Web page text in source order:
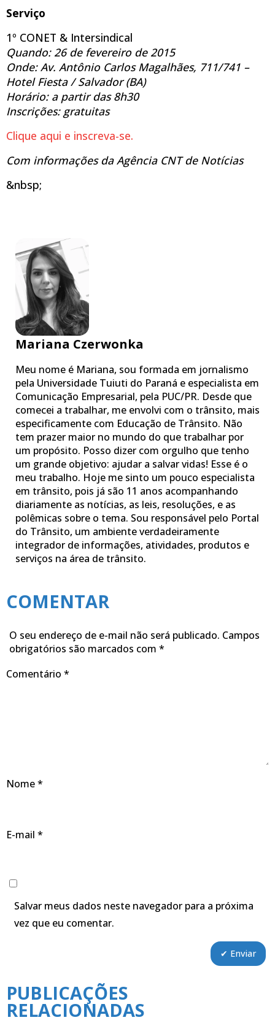
Serviço
1º CONET & Intersindical
Quando: 26 de fevereiro de 2015
Onde: Av. Antônio Carlos Magalhães, 711/741 –
Hotel Fiesta / Salvador (BA)
Horário: a partir das 8h30
Inscrições: gratuitas
Clique aqui e inscreva-se.
Com informações da Agência CNT de Notícias
&nbsp;
Mariana Czerwonka
Meu nome é Mariana, sou formada em jornalismo
pela Universidade Tuiuti do Paraná e especialista em
Comunicação Empresarial, pela PUC/PR. Desde que
comecei a trabalhar, me envolvi com o trânsito, mais
especificamente com Educação de Trânsito. Não
tem prazer maior no mundo do que trabalhar por
um propósito. Posso dizer com orgulho que tenho
um grande objetivo: ajudar a salvar vidas! Esse é o
meu trabalho. Hoje me sinto um pouco especialista
em trânsito, pois já são 11 anos acompanhando
diariamente as notícias, as leis, resoluções, e as
polêmicas sobre o tema. Sou responsável pelo Portal
do Trânsito, um ambiente verdadeiramente
integrador de informações, atividades, produtos e
serviços na área de trânsito.
COMENTAR
O seu endereço de e-mail não será publicado. Campos
obrigatórios são marcados com *
Comentário *
Nome*
E-mail *
Salvar meus dados neste navegador para a próxima
vez que eu comentar.
PUBLICAÇÕES
RELACIONADAS